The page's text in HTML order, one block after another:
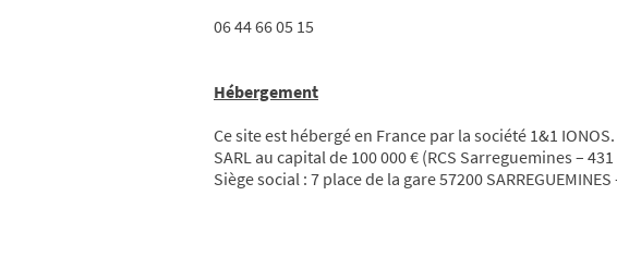
06 44 66 05 15
Hébergement
Ce site est hébergé en France par la société 1&1 IONOS.
SARL au capital de 100 000 € (RCS Sarreguemines –
Siège social : 7 place de la gare 57200